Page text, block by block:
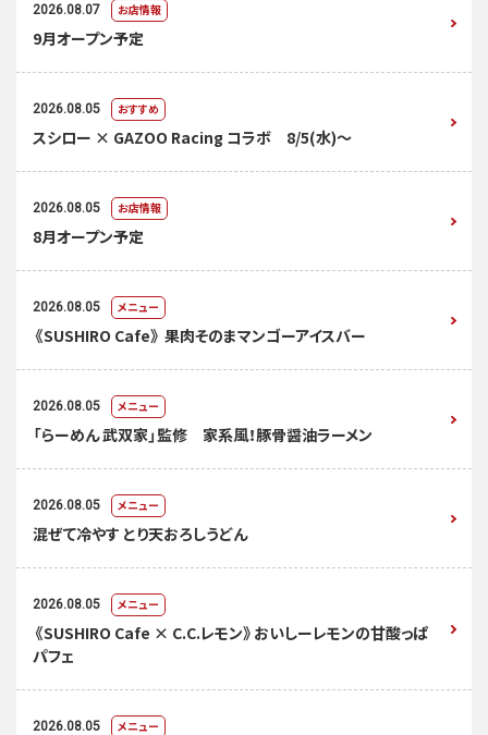
2026.08.07 お店情報
9月オープン予定
2026.08.05 おすすめ
スシロー × GAZOO Racing コラボ 8/5(水)～
2026.08.05 お店情報
8月オープン予定
2026.08.05 メニュー
《SUSHIRO Cafe》 果肉そのまマンゴーアイスバー
2026.08.05 メニュー
「らーめん 武双家」監修 家系風！豚骨醤油ラーメン
2026.08.05 メニュー
混ぜて冷やす とり天おろしうどん
2026.08.05 メニュー
《SUSHIRO Cafe × C.C.レモン》おいしーレモンの甘酸っぱ
パフェ
2026.08.05 メニュー